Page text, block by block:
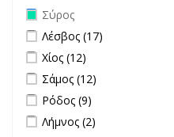
Remove Σύρος filter
Σύρος
Apply Λέσβος filter
Λέσβος (17)
Apply Χίος filter
Χίος (12)
Apply Σάμος filter
Σάμος (12)
Apply Ρόδος filter
Ρόδος (9)
Apply Λήμνος filter
Λήμνος (2)